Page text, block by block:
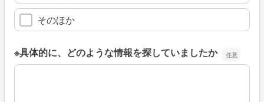
そのほか
※具体的に、どのような情報を探していましたか
※具体的に、どのような情報を探していましたか